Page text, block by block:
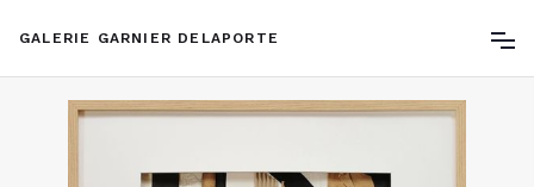
GALERIE GARNIER DELAPORTE